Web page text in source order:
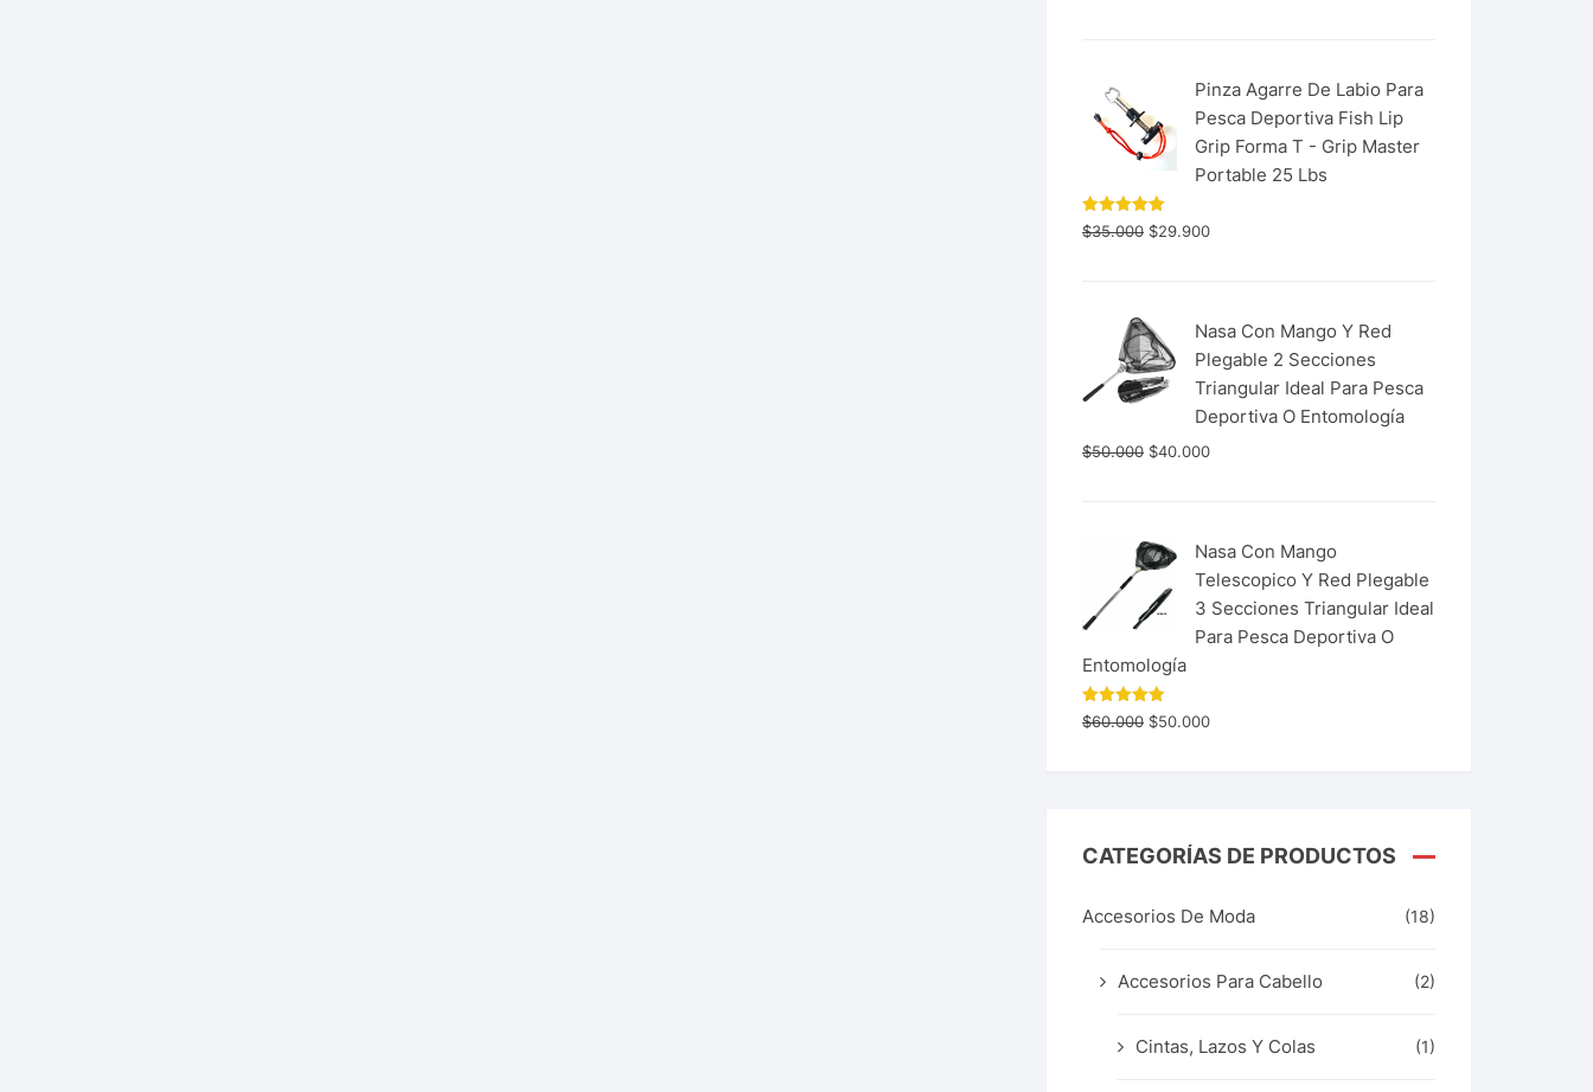
Pinza Agarre De Labio Para
Pesca Deportiva Fish Lip
Grip Forma T - Grip Master
Portable 25 Lbs
Valorado
con 5.00
$35.000 $29.900
Nasa Con Mango Y Red
Plegable 2 Secciones
Triangular Ideal Para Pesca
Deportiva O Entomología
$50.000 $40.000
Nasa Con Mango
Telescopico Y Red Plegable
3 Secciones Triangular Ideal
Para Pesca Deportiva O
Entomología
Valorado
con 5.00
$60.000 $50.000
CATEGORÍAS DE PRODUCTOS
Accesorios De Moda (18)
Accesorios Para Cabello (2)
Cintas, Lazos Y Colas (1)